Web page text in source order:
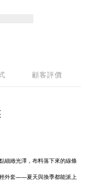
顧客評價
細緻光澤，布料落下來的線條
外套——夏天與換季都能派上